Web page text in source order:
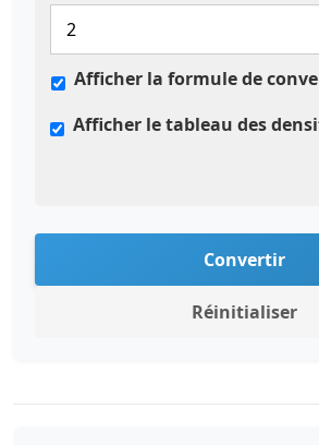
Afficher la formule de
Afficher le tableau des
Convertir
Réinitialiser